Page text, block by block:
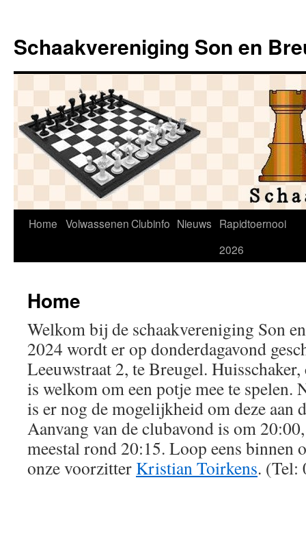
de
inhoud
Schaakvereniging Son en
Home VolwassenenClubinfo Nieuws Rapidtoernooi
2026
Home
Welkom bij de schaakvereniging Son
2024 wordt er op donderdagavond
Leeuwstraat 2, te Breugel.
is welkom om een potje mee te spelen.
is er nog de mogelijkheid om deze aan
Aanvang van de clubavond is om
meestal rond 20:15. Loop eens binnen
onze voorzitter Kristian Toirkens. (Tel: